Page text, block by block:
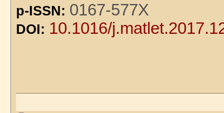
p-ISSN: 0167-577X
DOI: 10.1016/